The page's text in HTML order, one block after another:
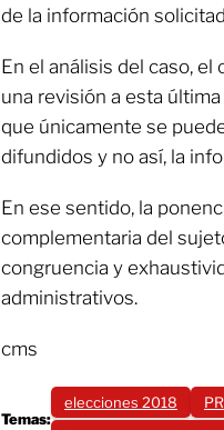
de la información
En el análisis del caso,
una revisión a esta
que únicamente se
difundidos y no así, la
En ese sentido, la
complementaria del
congruencia y
administrativos.
cms
Temas:
elecciones 2018